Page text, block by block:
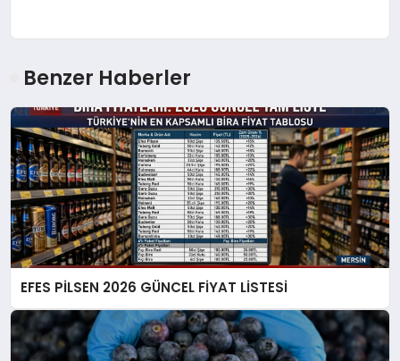
Benzer Haberler
EFES PİLSEN 2026 GÜNCEL FİYAT LİSTESİ